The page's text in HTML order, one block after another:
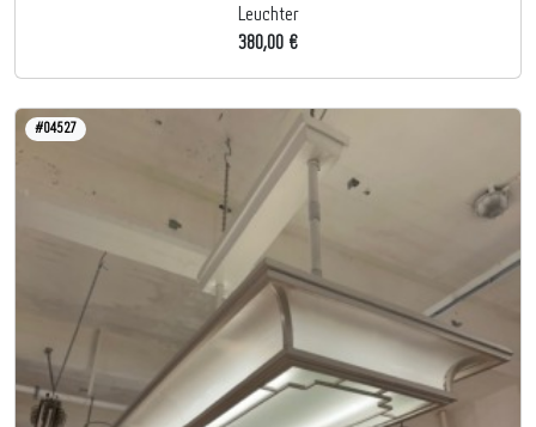
Leuchter
380,00 €
#04527